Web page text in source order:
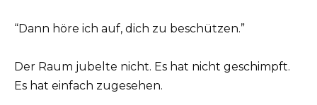
“Dann höre ich auf, dich zu beschützen.”
Der Raum jubelte nicht. Es hat nicht geschimpft.
Es hat einfach zugesehen.